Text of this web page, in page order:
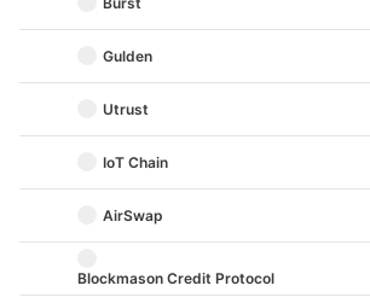
Gulden
Utrust
IoT Chain
AirSwap
Blockmason Credit Protocol